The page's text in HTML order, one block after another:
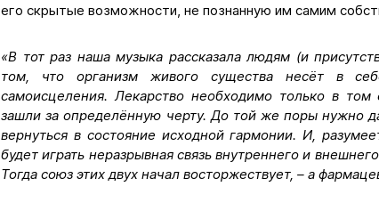
его скрытые возможности, не познанную им самим
«В тот раз наша музыка рассказала людям (и
том, что организм живого существа несёт в
самоисцеления. Лекарство необходимо только в том
зашли за определённую черту. До той же поры нужно
вернуться в состояние исходной гармонии. И,
будет играть неразрывная связь внутреннего и
Тогда союз этих двух начал восторжествует, – а